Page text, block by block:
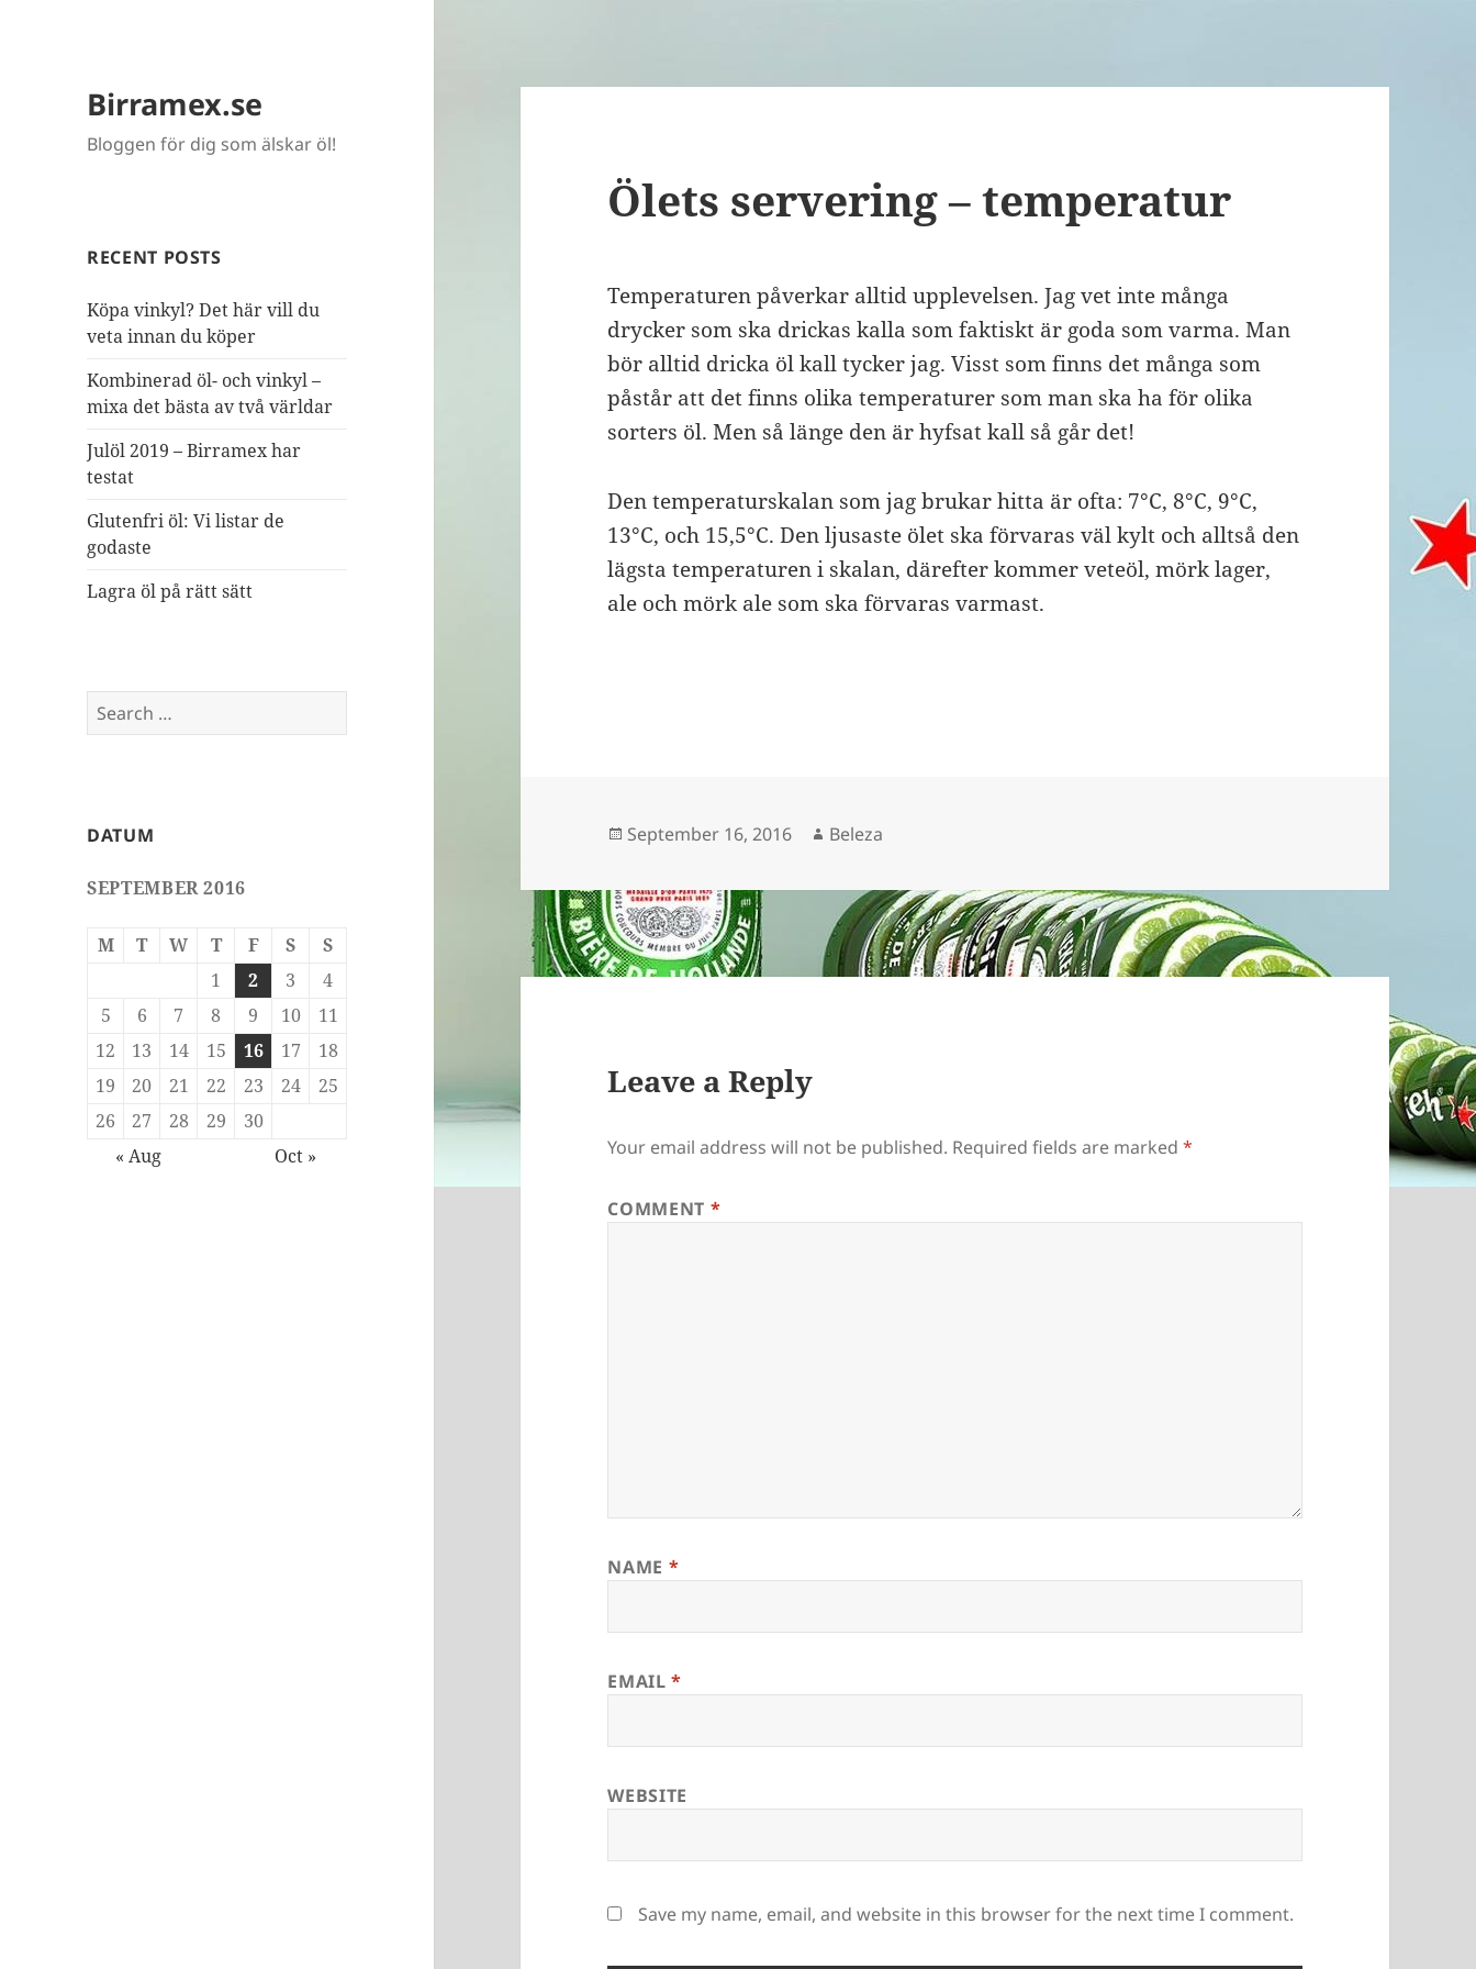
Birramex.se
Bloggen för dig som älskar öl!
RECENT POSTS
Köpa vinkyl? Det här vill du
veta innan du köper
Kombinerad öl- och vinkyl –
mixa det bästa av två världar
Julöl 2019 – Birramex har
testat
Glutenfri öl: Vi listar de
godaste
Lagra öl på rätt sätt
Search
for:
DATUM
SEPTEMBER 2016
M T W T F S
S
1
2 3
4
5
6 7 8 9 10
11
12
13 14 15 16 17
18
19
20 21 22 23 24
25
26
27 28 29
30
« Aug
Oct »
Ölets servering – temperatur
Temperaturen påverkar alltid upplevelsen. Jag vet inte många
drycker som ska drickas kalla som faktiskt är goda som varma. Man
bör alltid dricka öl kall tycker jag. Visst som finns det många som
påstår att det finns olika temperaturer som man ska ha för olika
sorters öl. Men så länge den är hyfsat kall så går det!
Den temperaturskalan som jag brukar hitta är ofta: 7°C, 8°C, 9°C,
13°C, och 15,5°C. Den ljusaste ölet ska förvaras väl kylt och alltså den
lägsta temperaturen i skalan, därefter kommer veteöl, mörk lager,
ale och mörk ale som ska förvaras varmast.
Posted
September 16, 2016 Author
Beleza
Leave a Reply
Your email address will not be published. Required fields are marked*
COMMENT *
NAME *
EMAIL*
WEBSITE
Save my name, email, and website in this browser for the next time I comment.